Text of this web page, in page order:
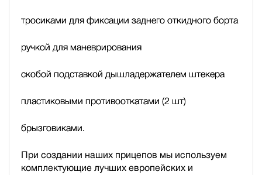
тросиками для фиксации заднего откидного борта
ручкой для маневрирования
скобой подставкой дышладержателем штекера
пластиковыми противооткатами (2 шт)
брызговиками.
При создании наших прицепов мы используем
комплектующие лучших европейских и